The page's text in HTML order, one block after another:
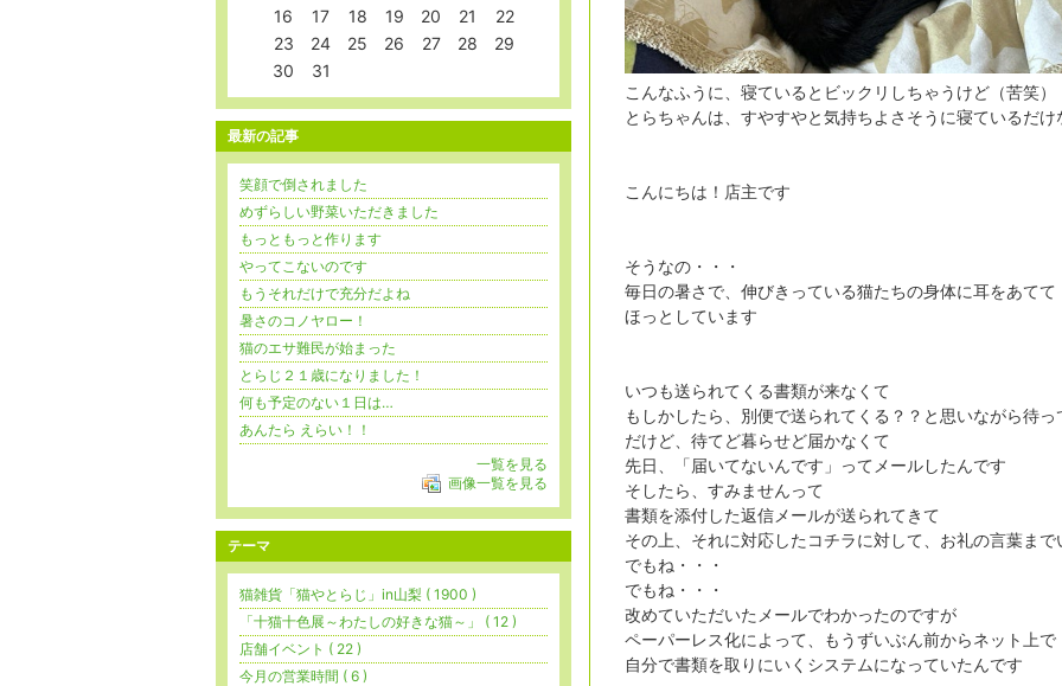
こんなふうに、寝ているとビックリしちゃうけど（苦笑）
とらちゃんは、すやすやと気持ちよさそうに寝ているだけ
こんにちは！店主です
そうなの・・・
毎日の暑さで、伸びきっている猫たちの身体に耳をあてて
ほっとしています
いつも送られてくる書類が来なくて
もしかしたら、別便で送られてくる？？と思いながら待っ
だけど、待てど暮らせど届かなくて
先日、「届いてないんです」ってメールしたんです
そしたら、すみませんって
書類を添付した返信メールが送られてきて
その上、それに対応したコチラに対して、お礼の言葉ま
でもね・・・
でもね・・・
改めていただいたメールでわかったのですが
ペーパーレス化によって、もうずいぶん前からネット上で
自分で書類を取りにいくシステムになっていたんです
16
17 18 19 20 21
22
23
24 25 26 27 28
29
30
31
最新の記事
笑顔で倒されました
めずらしい野菜いただきました
もっともっと作ります
やってこないのです
もうそれだけで充分だよね
暑さのコノヤロー！
猫のエサ難民が始まった
とらじ２１歳になりました！
何も予定のない１日は…
あんたら えらい！！
一覧を見る
画像一覧を見る
テーマ
猫雑貨「猫やとらじ」in山梨 ( 1900 )
「十猫十色展～わたしの好きな猫～」 ( 12 )
店舗イベント ( 22 )
今月の営業時間 ( 6 )